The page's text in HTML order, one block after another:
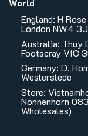
World
England: H
London NW4
Australia: Thuy
Footscray VIC
Germany: D.
Westerstede
Store:
Nonnenhorn
Wholesales)